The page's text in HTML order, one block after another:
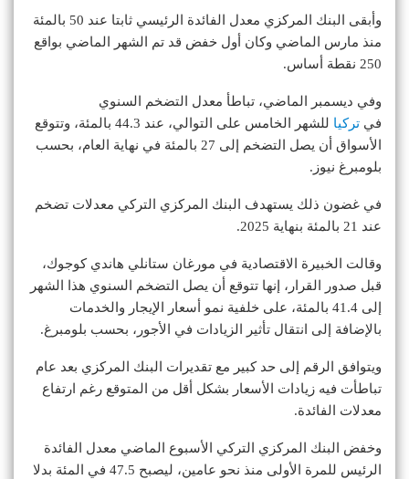
وأبقى البنك المركزي معدل الفائدة الرئيسي ثابتا عند 50 بالمئة
منذ مارس الماضي وكان أول خفض قد تم الشهر الماضي بواقع
250 نقطة أساس.
وفي ديسمبر الماضي، تباطأ معدل التضخم السنوي
في تركيا
للشهر الخامس على التوالي، عند 44.3 بالمئة، وتتوقع
الأسواق أن يصل التضخم إلى 27 بالمئة في نهاية العام، بحسب
بلومبرغ نيوز.
في غضون ذلك يستهدف البنك المركزي التركي معدلات تضخم
عند 21 بالمئة بنهاية 2025.
وقالت الخبيرة الاقتصادية في مورغان ستانلي هاندي كوجوك،
قبل صدور القرار، إنها تتوقع أن يصل التضخم السنوي هذا الشهر
إلى 41.4 بالمئة، على خلفية نمو أسعار الإيجار والخدمات
بالإضافة إلى انتقال تأثير الزيادات في الأجور، بحسب بلومبرغ.
ويتوافق الرقم إلى حد كبير مع تقديرات البنك المركزي بعد عام
تباطأت فيه زيادات الأسعار بشكل أقل من المتوقع رغم ارتفاع
معدلات الفائدة.
وخفض البنك المركزي التركي الأسبوع الماضي معدل الفائدة
الرئيس للمرة الأولى منذ نحو عامين، ليصبح 47.5 في المئة بدلا